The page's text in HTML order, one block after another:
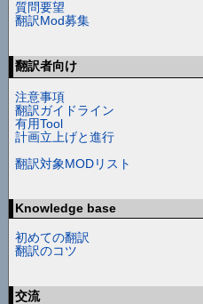
質問要望
翻訳Mod募集
翻訳者向け
注意事項
翻訳ガイドライン
有用Tool
計画立上げと進行
翻訳対象MODリスト
Knowledge base
初めての翻訳
翻訳のコツ
交流